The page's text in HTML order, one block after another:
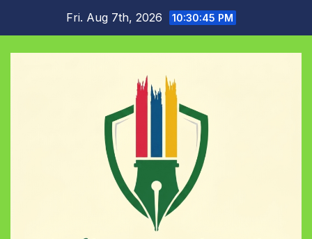
content
Fri. Aug 7th, 2026 10:30:46 PM